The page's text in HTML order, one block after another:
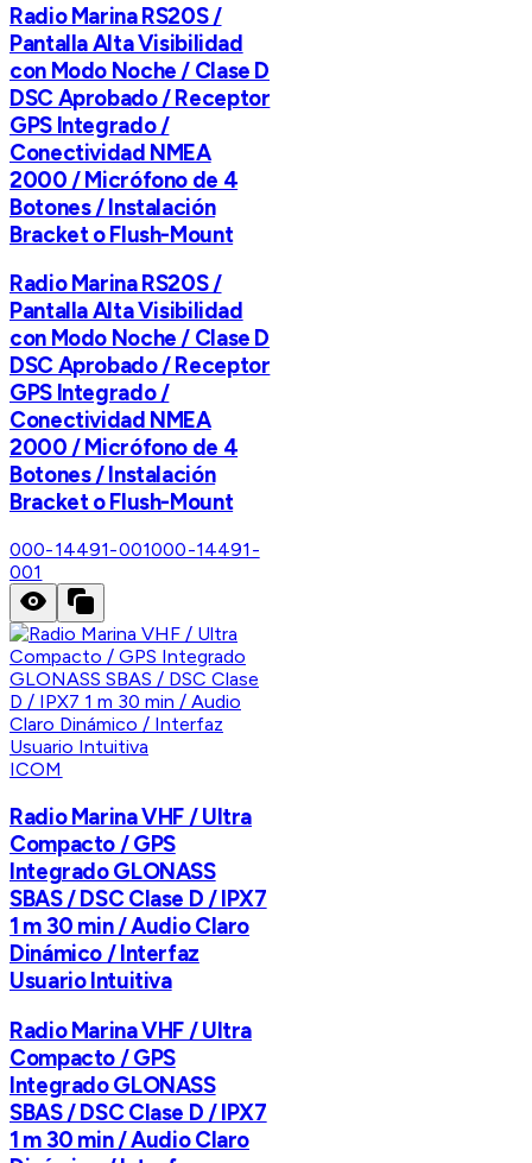
Radio Marina RS20S /
Pantalla Alta Visibilidad
con Modo Noche / Clase D
DSC Aprobado / Receptor
GPS Integrado /
Conectividad NMEA
2000 / Micrófono de 4
Botones / Instalación
Bracket o Flush-Mount
Radio Marina RS20S /
Pantalla Alta Visibilidad
con Modo Noche / Clase D
DSC Aprobado / Receptor
GPS Integrado /
Conectividad NMEA
2000 / Micrófono de 4
Botones / Instalación
Bracket o Flush-Mount
000-14491-001000-14491-
001
ICOM
Radio Marina VHF / Ultra
Compacto / GPS
Integrado GLONASS
SBAS / DSC Clase D / IPX7
1 m 30 min / Audio Claro
Dinámico / Interfaz
Usuario Intuitiva
Radio Marina VHF / Ultra
Compacto / GPS
Integrado GLONASS
SBAS / DSC Clase D / IPX7
1 m 30 min / Audio Claro